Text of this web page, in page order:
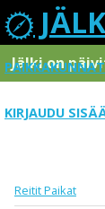
PAIKKAKUNNAT
KIRJAUDU
Jälki on
ReititPaikat